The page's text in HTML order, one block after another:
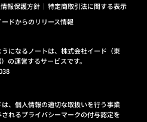
報保護方針
特定商取引法に関する表示
ードからのリリース情報
になるノートは、株式会社イード（東
の運営するサービスです。
、個人情報の適切な取扱いを行う事業
れるプライバシーマークの付与認定を